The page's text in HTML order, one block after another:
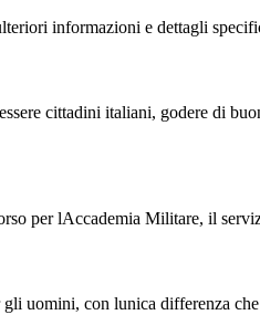
informazioni e dettagli
cittadini italiani, godere di
per lAccademia Militare, il
uomini, con lunica differenza